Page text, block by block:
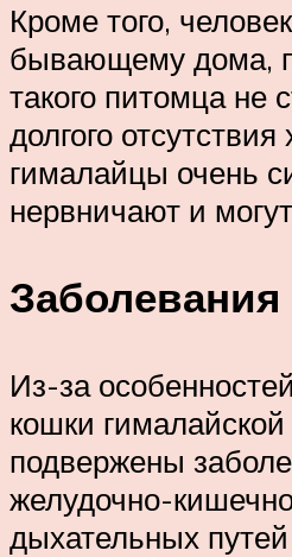
Кроме того,
бывающему дома,
такого питомца не
долгого отсутствия
гималайцы очень
нервничают и
Заболевания
Из-за
кошки
подвержены
желудочно-
дыхательных путей